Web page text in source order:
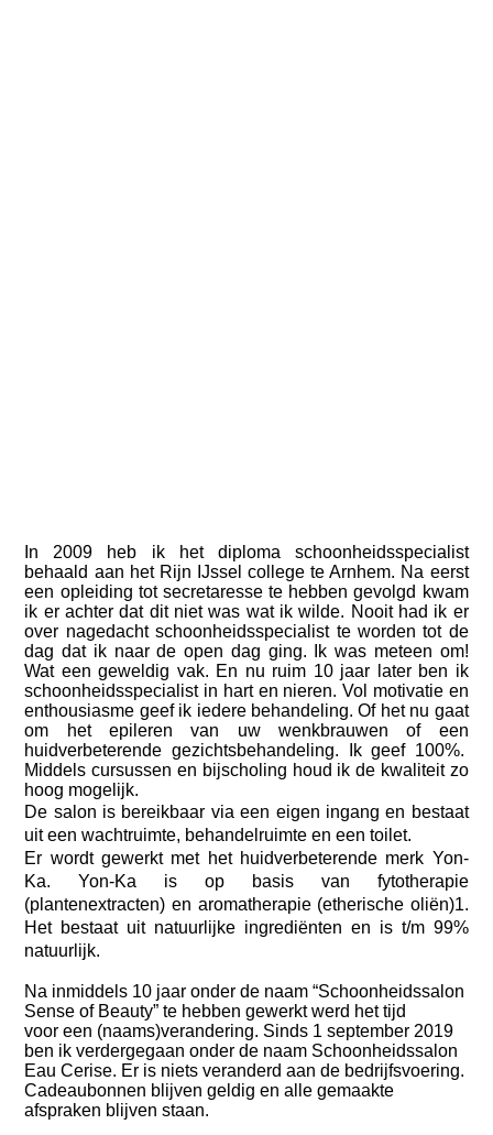
In 2009 heb ik het diploma schoonheidsspecialist
behaald aan het Rijn IJssel college te Arnhem. Na eerst
een opleiding tot secretaresse te hebben gevolgd kwam
ik er achter dat dit niet was wat ik wilde. Nooit had ik er
over nagedacht schoonheidsspecialist te worden tot de
dag dat ik naar de open dag ging. Ik was meteen om!
Wat een geweldig vak. En nu ruim 10 jaar later ben ik
schoonheidsspecialist in hart en nieren. Vol motivatie en
enthousiasme geef ik iedere behandeling. Of het nu gaat
om het epileren van uw wenkbrauwen of een
huidverbeterende gezichtsbehandeling. Ik geef 100%.
Middels cursussen en bijscholing houd ik de kwaliteit zo
hoog mogelijk.
De salon is bereikbaar via een eigen ingang en bestaat
uit een wachtruimte, behandelruimte en een toilet.
Er wordt gewerkt met het huidverbeterende merk Yon-
Ka. Yon-Ka is op basis van fytotherapie
(plantenextracten) en aromatherapie (etherische oliën)1.
Het bestaat uit natuurlijke ingrediënten en is t/m 99%
natuurlijk.
Na inmiddels 10 jaar onder de naam “Schoonheidssalon
Sense of Beauty” te hebben gewerkt werd het tijd
voor een (naams)verandering. Sinds 1 september 2019
ben ik verdergegaan onder de naam Schoonheidssalon
Eau Cerise. Er is niets veranderd aan de bedrijfsvoering.
Cadeaubonnen blijven geldig en alle gemaakte
afspraken blijven staan.